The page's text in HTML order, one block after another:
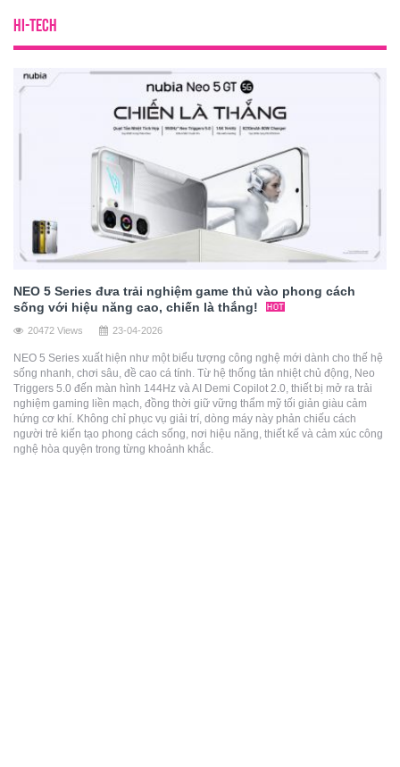
HI-TECH
NEO 5 Series đưa trải nghiệm game thủ vào phong cách
sống với hiệu năng cao, chiến là thắng!
20472 Views 23-04-2026
NEO 5 Series xuất hiện như một biểu tượng công nghệ mới dành cho thế hệ
sống nhanh, chơi sâu, đề cao cá tính. Từ hệ thống tản nhiệt chủ động, Neo
Triggers 5.0 đến màn hình 144Hz và AI Demi Copilot 2.0, thiết bị mở ra trải
nghiệm gaming liền mạch, đồng thời giữ vững thẩm mỹ tối giản giàu cảm
hứng cơ khí. Không chỉ phục vụ giải trí, dòng máy này phản chiếu cách
người trẻ kiến tạo phong cách sống, nơi hiệu năng, thiết kế và cảm xúc công
nghệ hòa quyện trong từng khoảnh khắc.